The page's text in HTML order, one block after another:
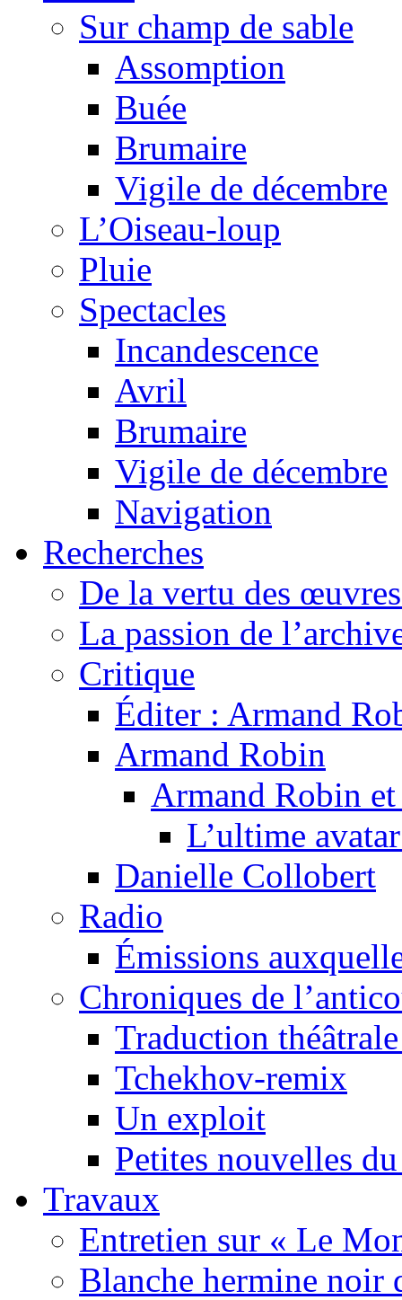
Sur champ de sable
Assomption
Buée
Brumaire
Vigile de décembre
L’Oiseau-loup
Pluie
Spectacles
Incandescence
Avril
Brumaire
Vigile de décembre
Navigation
Recherches
De la vertu des
La passion de
Critique
Éditer : Armand
Armand Robin
Armand Robin
L’ultime
Danielle Collobert
Radio
Émissions
Chroniques de
Traduction
Tchekhov-remix
Un exploit
Petites nouvelles
Travaux
Entretien sur « Le
Blanche hermine noir